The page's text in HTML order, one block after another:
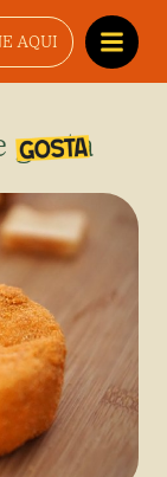
AQUI
gosta